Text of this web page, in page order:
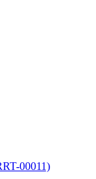
00011)